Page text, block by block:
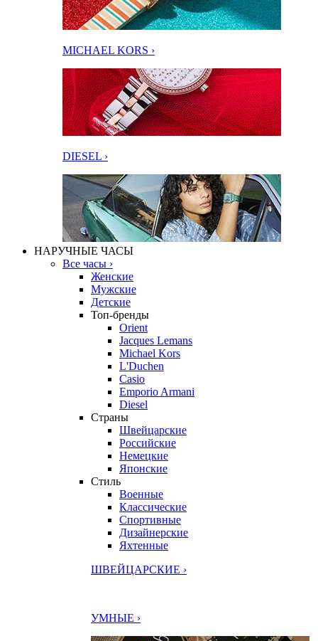
MICHAEL KORS ›
DIESEL ›
НАРУЧНЫЕ ЧАСЫ
Все часы ›
Женские
Мужские
Детские
Топ-бренды
Orient
Jacques Lemans
Michael Kors
L'Duchen
Casio
Emporio Armani
Diesel
Страны
Швейцарские
Российские
Немецкие
Японские
Стиль
Военные
Классические
Спортивные
Дизайнерские
Яхтенные
ШВЕЙЦАРСКИЕ ›
УМНЫЕ ›